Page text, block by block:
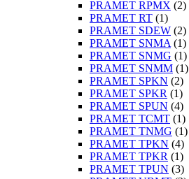
PRAMET RPMX (2)
PRAMET RT (1)
PRAMET SDEW (2)
PRAMET SNMA (1)
PRAMET SNMG (1)
PRAMET SNMM (1)
PRAMET SPKN (2)
PRAMET SPKR (1)
PRAMET SPUN (4)
PRAMET TCMT (1)
PRAMET TNMG (1)
PRAMET TPKN (4)
PRAMET TPKR (1)
PRAMET TPUN (3)